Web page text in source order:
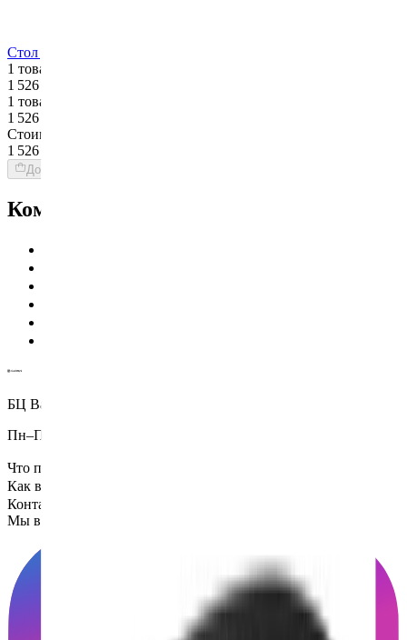
Стол для кабинета CASSINA En Forme Libre
1 товар
1 526 $
1 товар
1 526 $
Стоимость интерьера:
1 526 $
Добавить товары в заказ
Команда Globus гарантирует
БЦ Ванкэ, Фошань, Гуандун, Китай
Пн–Пт 5:00–14:00 (Мск)
Что посмотреть
Как всё устроено
Контакты
Мы в социальных сетях